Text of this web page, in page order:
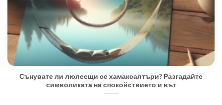
Сънувате ли люлеещи се хамаксалтъри? Разгадайте
символиката на спокойствието и вът